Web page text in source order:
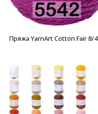
Пряжа YarnArt Cotton Fair 8/4